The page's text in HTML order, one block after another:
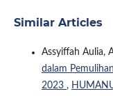
Similar Articles
Assyiffah Aulia,
dalam
2023 ,